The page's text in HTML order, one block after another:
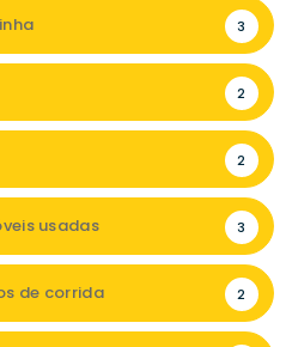
3
2
2
usadas 3
de corrida 2